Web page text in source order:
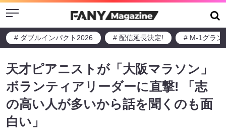
Menu
# ダブルインパクト2026 # 配信延長決定! # M-1グラン
天才ピアニストが「大阪マラソン」
ボランティアリーダーに直撃! 「志
の高い人が多いから話を聞くのも面
白い」